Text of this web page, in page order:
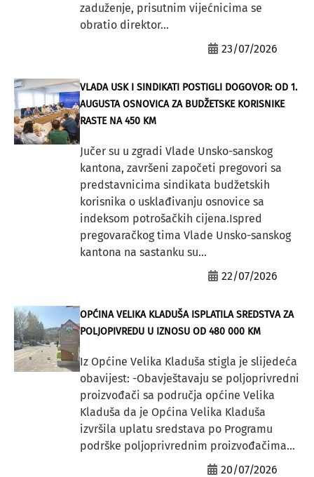
zaduženje, prisutnim vijećnicima se
obratio direktor...
23/07/2026
VLADA USK I SINDIKATI POSTIGLI DOGOVOR: OD 1.
AUGUSTA OSNOVICA ZA BUDŽETSKE KORISNIKE
RASTE NA 450 KM
Jučer su u zgradi Vlade Unsko-sanskog
kantona, završeni započeti pregovori sa
predstavnicima sindikata budžetskih
korisnika o usklađivanju osnovice sa
indeksom potrošačkih cijena.Ispred
pregovaračkog tima Vlade Unsko-sanskog
kantona na sastanku su...
22/07/2026
OPĆINA VELIKA KLADUŠA ISPLATILA SREDSTVA ZA
POLJOPIVREDU U IZNOSU OD 480 000 KM
Iz Općine Velika Kladuša stigla je slijedeća
obavijest: -Obavještavaju se poljoprivredni
proizvođači sa područja općine Velika
Kladuša da je Općina Velika Kladuša
izvršila uplatu sredstava po Programu
podrške poljoprivrednim proizvođačima...
20/07/2026